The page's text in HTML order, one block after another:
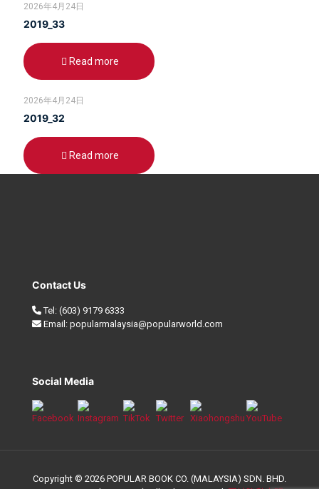
2026年4月24日
2019_33
Read more
2026年4月24日
2019_32
Read more
Contact Us
Tel: (603) 9179 6333
Email: popularmalaysia@popularworld.com
Social Media
Copyright © 2026 POPULAR BOOK CO. (MALAYSIA) SDN. BHD.